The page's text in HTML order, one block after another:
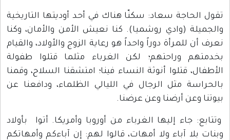
تقول الحاجة سعاد: سكنّا هناك في أحد أوديتها التاريخية
والجميلة (وادي روشميا). كنا نعيش الأمن والأمان، وكنا
نعرف أن للمرأة دوراً واحداً هو رعاية الزوج والأولاد، والقيام
بخدمتهم وراحتهم؛ لكن الغرباء مثلما قتلوا طفولة
الأطفال، قتلوا أنوثة النساء فينا؛ امتشقنا السلاح، وقمنا
بالحراسة مثل الرجال في الليالي الظلماء، ودافعنا عن
بيوتنا وعن أرضنا وعن عرضنا.
وتتابع: جاء إليها الغرباء من أوروبا وأمريكا. أتوا بأولاد
وبنات بلا آباء ولا أمهات، قالوا لهم: إن آباءكم وأمهاتكم